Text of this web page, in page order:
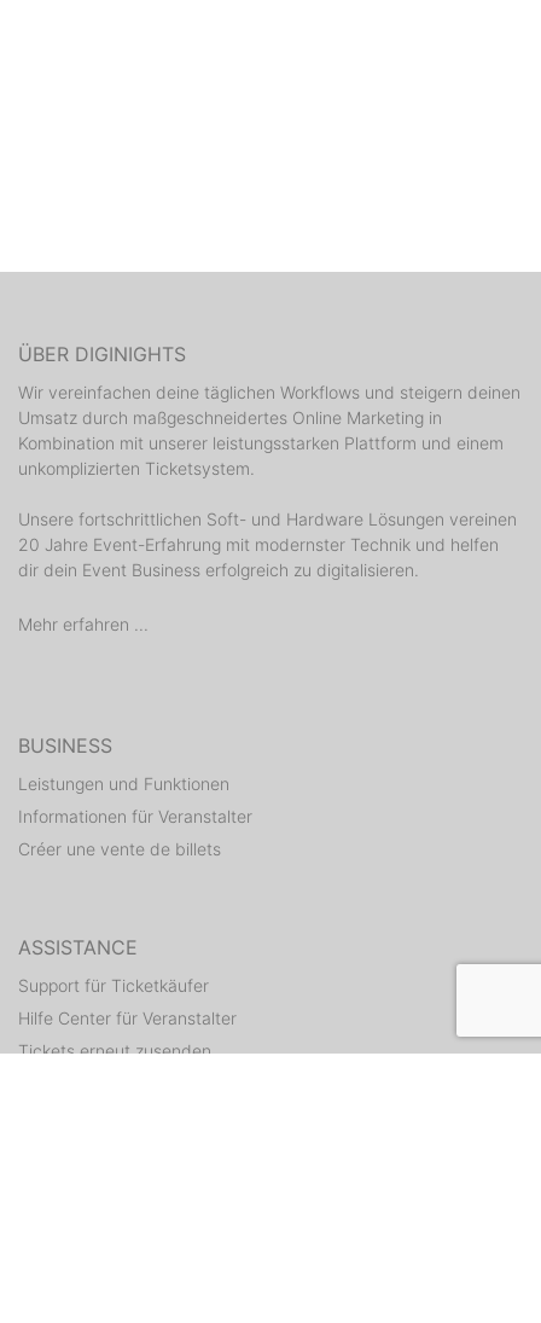
ÜBER DIGINIGHTS
Wir vereinfachen deine täglichen Workflows und steigern deinen
Umsatz durch maßgeschneidertes Online Marketing in
Kombination mit unserer leistungsstarken Plattform und einem
unkomplizierten Ticketsystem.
Unsere fortschrittlichen Soft- und Hardware Lösungen vereinen
20 Jahre Event-Erfahrung mit modernster Technik und helfen
dir dein Event Business erfolgreich zu digitalisieren.
Mehr erfahren ...
BUSINESS
Leistungen und Funktionen
Informationen für Veranstalter
Créer une vente de billets
ASSISTANCE
Support für Ticketkäufer
Hilfe Center für Veranstalter
Tickets erneut zusenden